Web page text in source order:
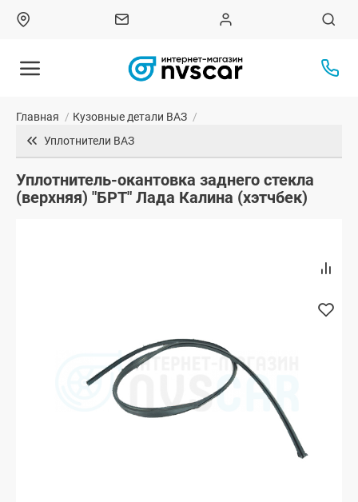
Главная / Кузовные детали ВАЗ /
Уплотнители ВАЗ
Уплотнитель-окантовка заднего стекла
(верхняя) "БРТ" Лада Калина (хэтчбек)